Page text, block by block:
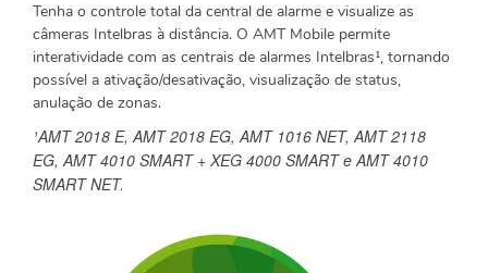
Tenha o controle total da central de alarme e visualize as
câmeras Intelbras à distância. O AMT Mobile permite
interatividade com as centrais de alarmes Intelbras¹, tornando
possível a ativação/desativação, visualização de status,
anulação de zonas.
¹AMT 2018 E, AMT 2018 EG, AMT 1016 NET, AMT 2118
EG, AMT 4010 SMART + XEG 4000 SMART e AMT 4010
SMART NE​T.